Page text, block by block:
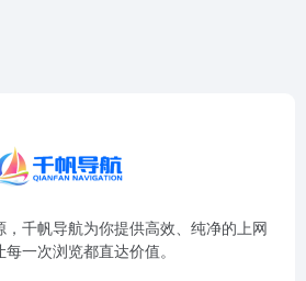
千帆导航为你提供高效、纯净的上网
每一次浏览都直达价值。